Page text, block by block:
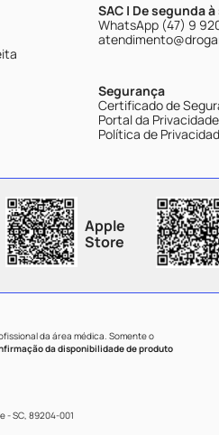
SAC | De segunda
WhatsApp (47) 9
Segurança
Certificado de
Portal da Privacidade
Política de
Apple
Store
da área médica. Somente o
da disponibilidade de produto
- SC, 89204-001